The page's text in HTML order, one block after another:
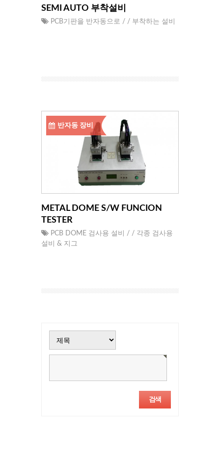
SEMI AUTO 부착설비
PCB기판을 반자동으로 / / 부착하는 설비
반자동 장비
METAL DOME S/W FUNCION
TESTER
PCB DOME 검사용 설비 / / 각종 검사용
설비 & 지그